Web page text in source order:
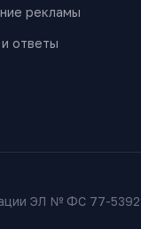
рекламы
ответы
ЭЛ № ФС 77-